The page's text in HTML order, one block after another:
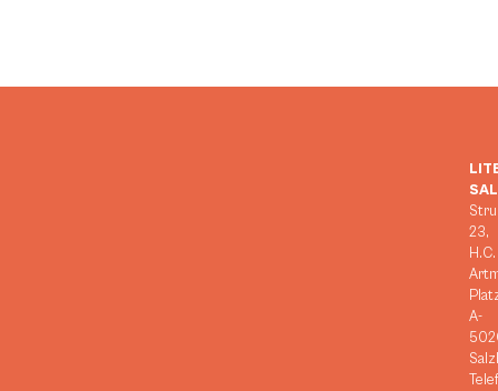
23,
H.C.
A-